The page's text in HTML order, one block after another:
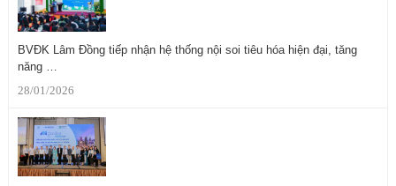
BVĐK Lâm Đồng tiếp nhận hệ thống nội soi tiêu hóa hiện đại, tăng
năng …
28/01/2026